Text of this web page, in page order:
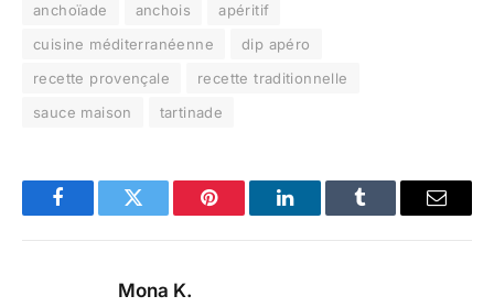
anchoïade anchois
apéritif
cuisine méditerranéenne
dip apéro
recette provençale
recette traditionnelle
sauce maison
tartinade
FacebookTwitter Pinterest LinkedInTumblr Email
Mona K.